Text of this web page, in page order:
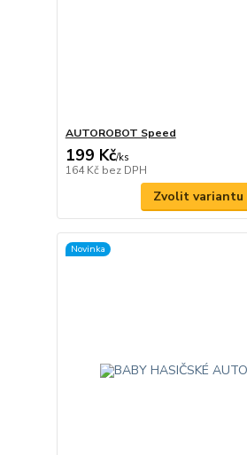
AUTOROBOT Speed
199 Kč/ks
164 Kč bez DPH
Zvolit variantu
Novinka